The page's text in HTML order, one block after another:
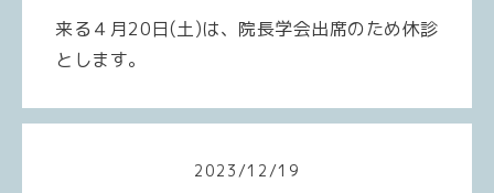
来る４月20日(土)は、院長学会出席のため休診
とします。
2023 /12 /19